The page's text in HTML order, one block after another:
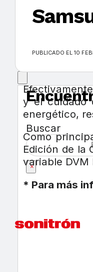
Buscar
×
PUBLICADO EL 10
y el cuidado
energético,
Como
Edición de la
variable DVM
* Para más